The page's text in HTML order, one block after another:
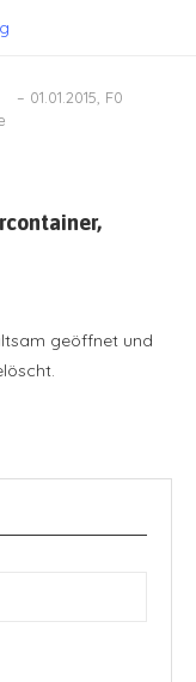
– 01.01.2015, F0
geöffnet und